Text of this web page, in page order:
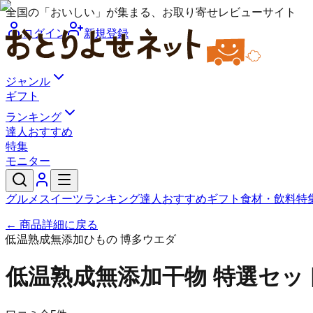
全国の「おいしい」が集まる、お取り寄せレビューサイト
ログイン
新規登録
ジャンル
ギフト
ランキング
達人おすすめ
特集
モニター
グルメ スイーツランキング達人おすすめギフト 食材・飲料特
← 商品詳細に戻る
低温熟成無添加ひもの 博多ウエダ
低温熟成無添加干物 特選セッ